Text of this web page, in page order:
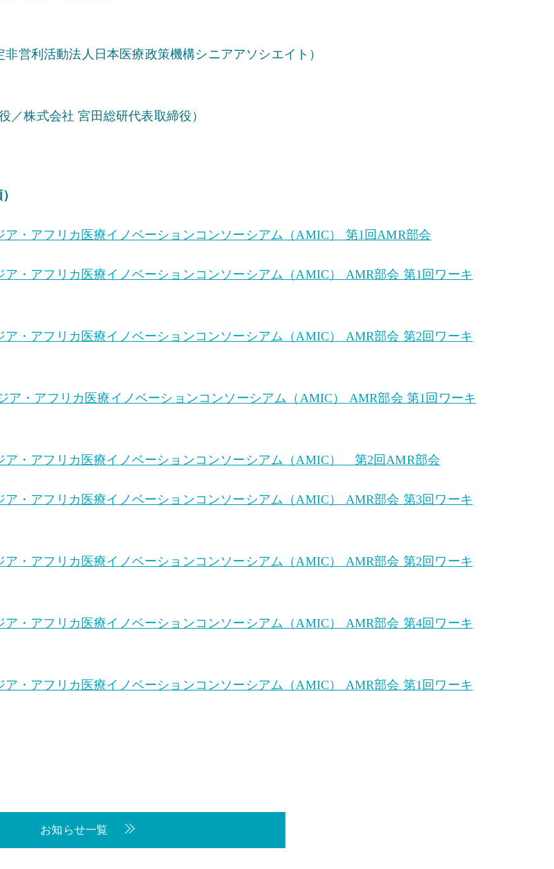
営利活動法人日本医療政策機構シニアアソシエイト）
／株式会社 宮田総研代表取締役）
・アフリカ医療イノベーションコンソーシアム（AMIC） 第1回AMR部会
・アフリカ医療イノベーションコンソーシアム（AMIC） AMR部会 第1回ワーキ
・アフリカ医療イノベーションコンソーシアム（AMIC） AMR部会 第2回ワーキ
ア・アフリカ医療イノベーションコンソーシアム（AMIC） AMR部会 第1回ワーキ
ア・アフリカ医療イノベーションコンソーシアム（AMIC） 第2回AMR部会
・アフリカ医療イノベーションコンソーシアム（AMIC） AMR部会 第3回ワーキ
・アフリカ医療イノベーションコンソーシアム（AMIC） AMR部会 第2回ワーキ
・アフリカ医療イノベーションコンソーシアム（AMIC） AMR部会 第4回ワーキ
・アフリカ医療イノベーションコンソーシアム（AMIC） AMR部会 第1回ワーキ
お知らせ一覧